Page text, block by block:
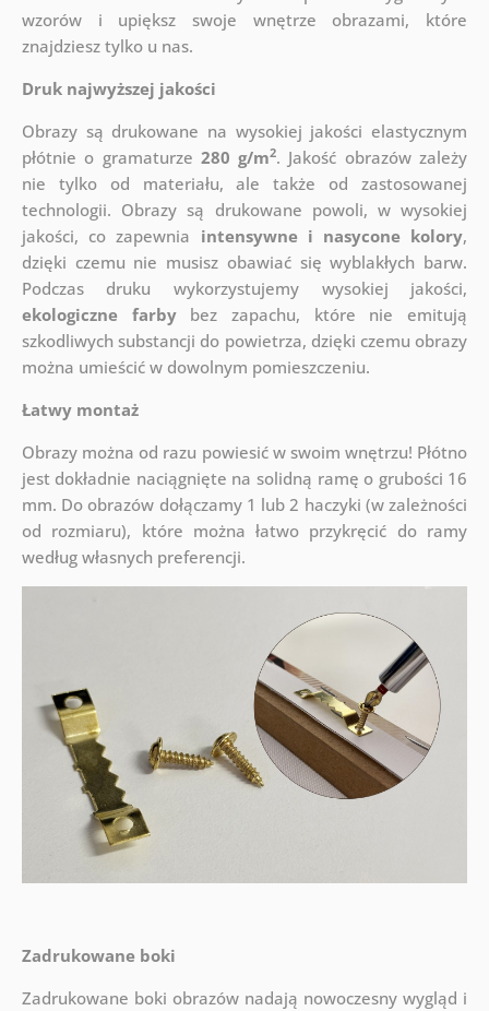
wzorów i upiększ swoje wnętrze obrazami, które
znajdziesz tylko u nas.
Druk najwyższej jakości
Obrazy są drukowane na wysokiej jakości elastycznym
płótnie o gramaturze 280 g/m2. Jakość obrazów zależy
nie tylko od materiału, ale także od zastosowanej
technologii. Obrazy są drukowane powoli, w wysokiej
jakości, co zapewnia intensywne i nasycone kolory,
dzięki czemu nie musisz obawiać się wyblakłych barw.
Podczas druku wykorzystujemy wysokiej jakości,
ekologiczne farbybez zapachu, które nie emitują
szkodliwych substancji do powietrza, dzięki czemu obrazy
można umieścić w dowolnym pomieszczeniu.
Łatwy montaż
Obrazy można od razu powiesić w swoim wnętrzu! Płótno
jest dokładnie naciągnięte na solidną ramę o grubości 16
mm. Do obrazów dołączamy 1 lub 2 haczyki (w zależności
od rozmiaru), które można łatwo przykręcić do ramy
według własnych preferencji.
Zadrukowane boki
Zadrukowane boki obrazów nadają nowoczesny wygląd i